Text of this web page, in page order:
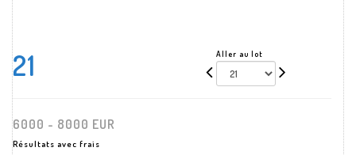
21 Aller au lot
6000 - 8000 EUR
Résultats avec frais